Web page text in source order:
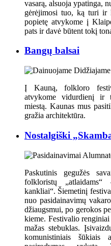
vasarą, alsuoja ypatinga,
gėrėjimosi tuo, ką turi ir
popietę atvykome į
pats ir davė būtent tokį
Bangų balsai
Į Kauną, folkloro
atvykome vidurdienį ir
miestą. Kaunas mus
gražia architektūra.
Nostalgiški
Paskutinis gegužės
folkloristų
kankliai“. Šiemetinį
nuo pasidainavimų
džiaugsmui, po gerokos
kieme. Festivalio
mažas stebuklas.
komunistiniais šūkiais